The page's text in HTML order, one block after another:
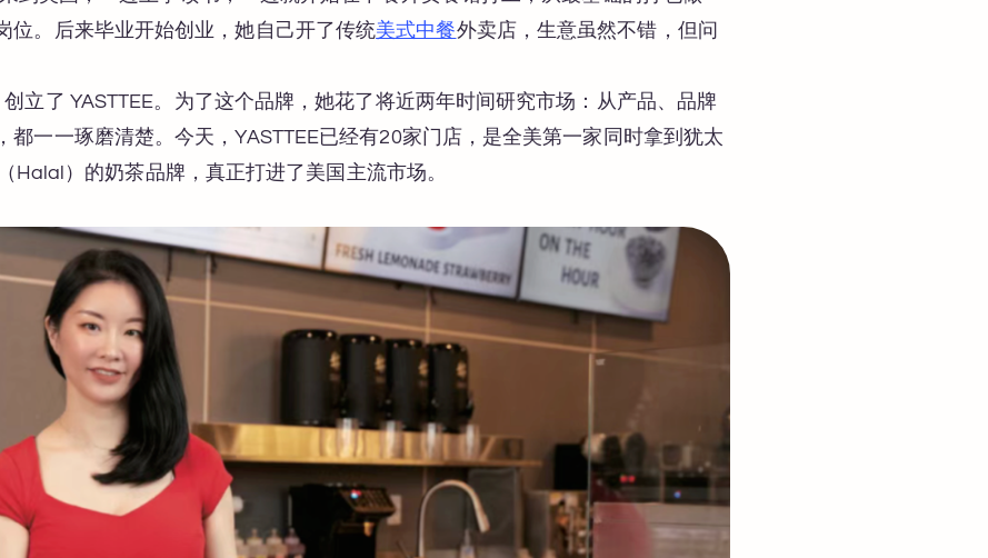
位。后来毕业开始创业，她自己开了传统美式中餐外卖店，生意虽然不错，但问
立了 YASTTEE。为了这个品牌，她花了将近两年时间研究市场：从产品、品牌
都一一琢磨清楚。今天，YASTTEE已经有20家门店，是全美第一家同时拿到犹太
Halal）的奶茶品牌，真正打进了美国主流市场。